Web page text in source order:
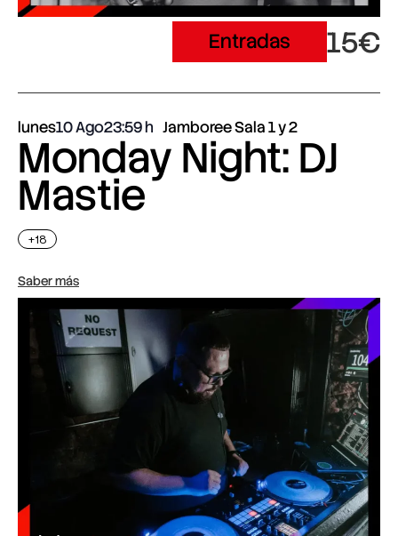
Entradas 15€
lunes10 Ago23:59 Jamboree Sala 1 y 2
Monday Night: DJ
Mastie
+18
Saber más